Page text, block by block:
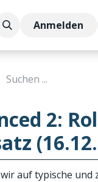
Anmelden
2:
auf typische und